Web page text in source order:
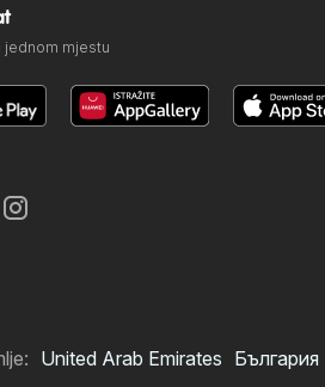
jednom mjestu
United Arab Emirates България